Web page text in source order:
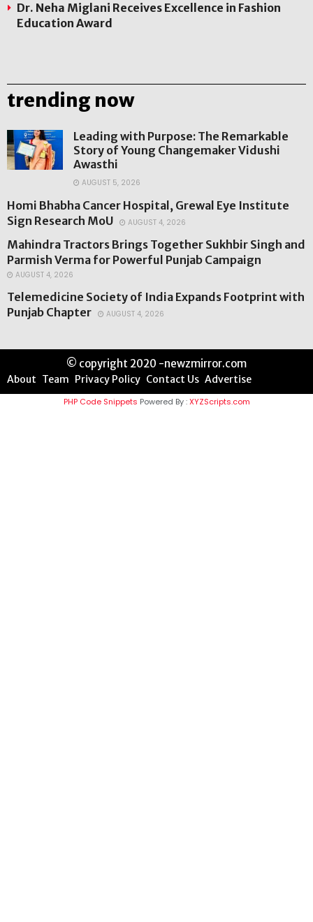
Dr. Neha Miglani Receives Excellence in Fashion
Education Award
trending now
Leading with Purpose: The Remarkable
Story of Young Changemaker Vidushi
Awasthi
AUGUST 5, 2026
Homi Bhabha Cancer Hospital, Grewal Eye Institute
Sign Research MoU
AUGUST 4, 2026
Mahindra Tractors Brings Together Sukhbir Singh and
Parmish Verma for Powerful Punjab Campaign
AUGUST 4, 2026
Telemedicine Society of India Expands Footprint with
Punjab Chapter
AUGUST 4, 2026
© copyright 2020 -newzmirror.com
About Team Privacy Policy Contact Us Advertise
PHP Code Snippets Powered By :XYZScripts.com